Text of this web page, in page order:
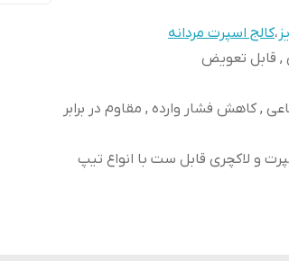
،کالج اسپرت مردانه
, قابل تعویض
, کاهش فشار وارده , مقاوم در برابر
و لاکچری قابل ست با انواع تیپ